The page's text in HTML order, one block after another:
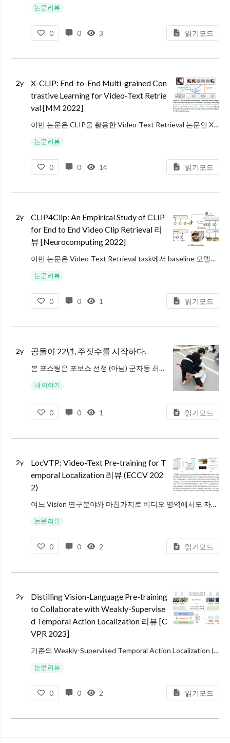
V논문 리뷰
0 0 3 읽기모드
2y
X-CLIP: End-to-End Multi-grained Con
trastive Learning for Video-Text Retrie
val [MM 2022]
이번 논문은 CLIP을 활용한 Video-Text Retrieval 논문인 X-CLIP입니다.
Video-Text Retrieval은 비디오와 텍스트를 각각 임베딩하여 벡터로 만든 후, 쿼리에 대한 유사도가 가장 높은 비디오들을
논문 리뷰
0 0 14 읽기모드
2y
CLIP4Clip: An Empirical Study of CLIP
for End to End Video Clip Retrieval 리
뷰 [Neurocomputing 2022]
이번 논문은 Video-Text Retrieval task에서 baseline 모델로 자주 등장하여 언제 읽어야지 하고 있던 CLIP4Clip입니다. 비디오의 클립(전체 비디오를 몇 초 정도의 짧은 영상으로 분할한 것)을 검색하기
논문 리뷰
0 0 1 읽기모드
2y 공돌이 22년, 주짓수를 시작하다.
본 포스팅은 포보스 선정 (아님) 군자동 최고의 주짓수 맛집 스트라이브 주짓수에서 아무런 후원 없이 작성되었습니다.
공돌이 외길 인생 22년.
내 이야기
0 0 1 읽기모드
2y
LocVTP: Video-Text Pre-training for T
emporal Localization 리뷰 (ECCV 202
2)
여느 Vision 연구분야와 마찬가지로 비디오 영역에서도 자연어와 비전 feature의 align을 통해 전이 가능하고 좋은 표현력을 갖는 representation을 학습하고자 하는 Video-Text Pre-training (
논문 리뷰
0 0 2 읽기모드
2y
Distilling Vision-Language Pre-training
to Collaborate with Weakly-Supervise
d Temporal Action Localization 리뷰 [C
VPR 2023]
기존의 Weakly-Supervised Temporal Action Localization (W-TAL) 방법론들은 대부분 classification-based pre-training (CBP) 방법을 사용하였습니다. (BaS-N
논문 리뷰
0 0 2 읽기모드